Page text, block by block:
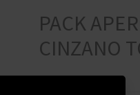
PACK
CINZANO